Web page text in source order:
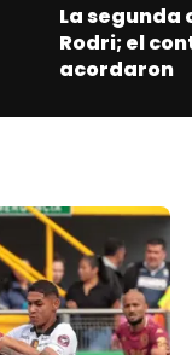
La
Rodri; el
acordaron